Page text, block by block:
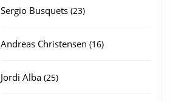
Sergio Busquets 2323
Andreas Christensen 1616
Jordi Alba 2525